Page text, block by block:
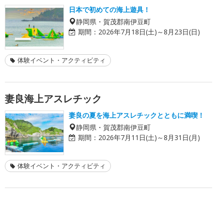
日本で初めての海上遊具！
静岡県・賀茂郡南伊豆町
期間： 2026年7月18日(土)～8月23日(日)
体験イベント・アクティビティ
妻良海上アスレチック
妻良の夏を海上アスレチックとともに満喫！
静岡県・賀茂郡南伊豆町
期間： 2026年7月11日(土)～8月31日(月)
体験イベント・アクティビティ